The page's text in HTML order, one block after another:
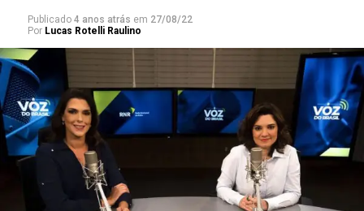
Publicado 4 anos atrás em 27/08/22
Por Lucas Rotelli Raulino